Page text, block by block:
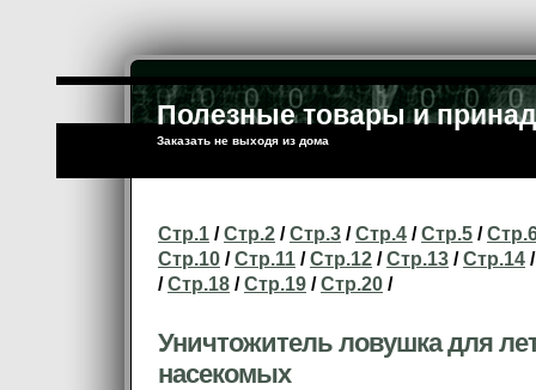
Полезные товары и
Заказать не выходя из дома
Стр.1 / Стр.2 / Стр.3 / Стр.4 / Стр.5 /
Стр.10 / Стр.11 / Стр.12 / Стр.13 / Стр.14 /
/ Стр.18 / Стр.19 / Стр.20 /
Уничтожитель ловушка для
насекомых